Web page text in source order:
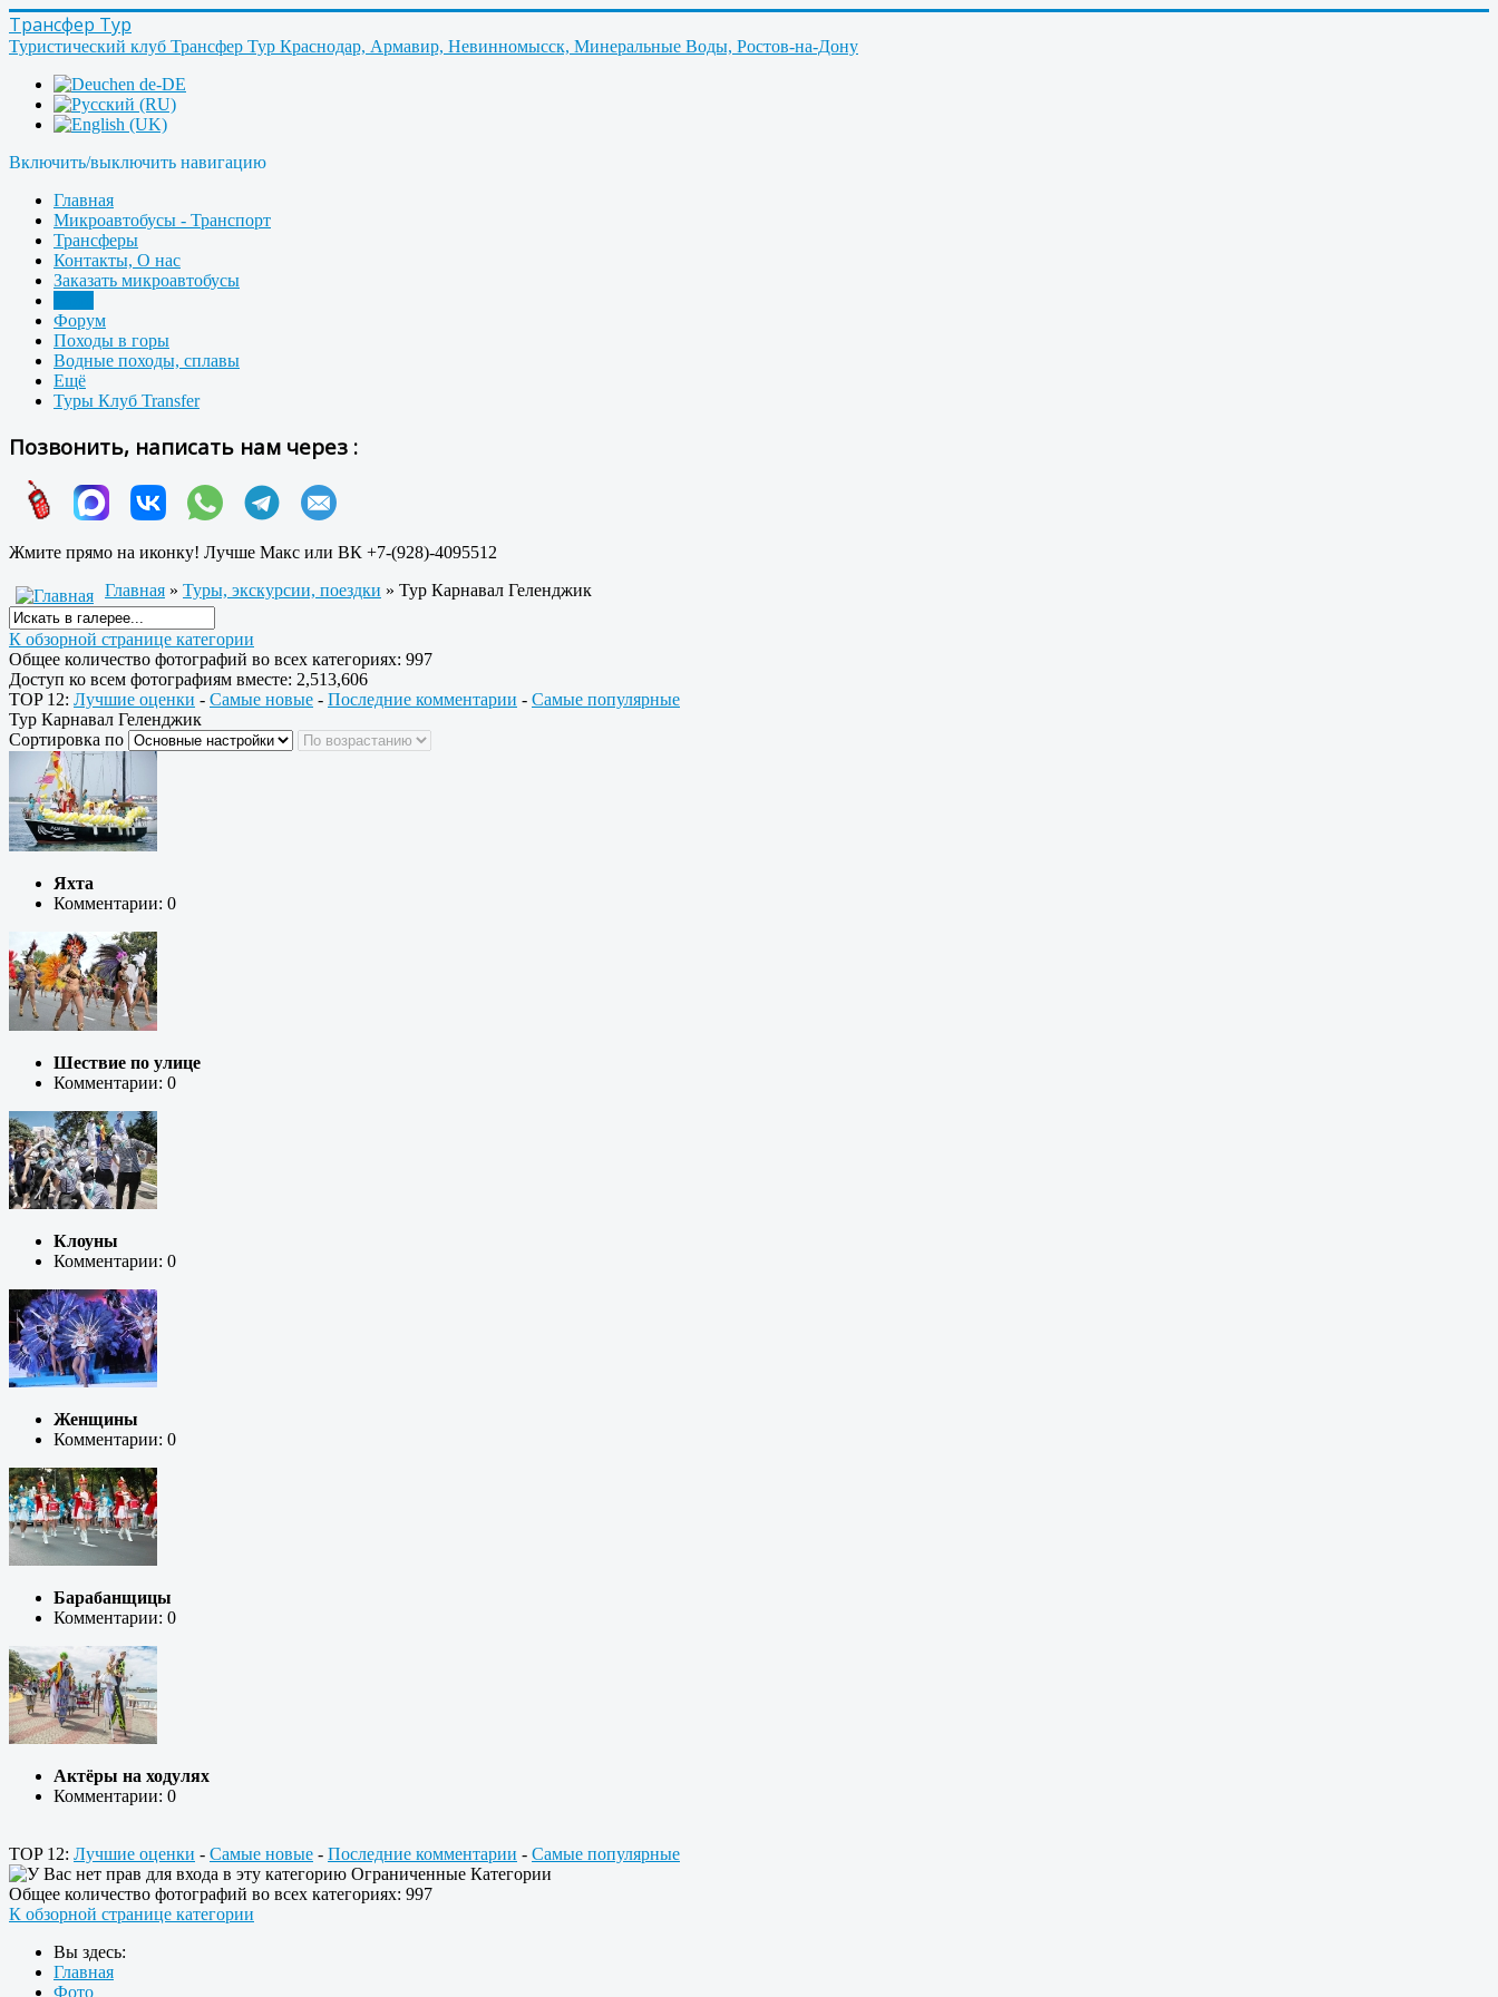
Трансфер Тур
Туристический клуб Трансфер Тур Краснодар, Армавир, Невинномысск, Минеральные Воды, Ростов-на-Дону
Включить/выключить навигацию
Главная
Микроавтобусы - Транспорт
Трансферы
Контакты, О нас
Заказать микроавтобусы
Форум
Походы в горы
Водные походы, сплавы
Ещё
Туры Клуб Transfer
Позвонить, написать нам через :
Жмите прямо на иконку! Лучше Макс или ВК +7-(928)-4095512
Главная » Туры, экскурсии, поездки » Тур Карнавал Геленджик
К обзорной странице категории
Общее количество фотографий во всех категориях: 997
Доступ ко всем фотографиям вместе: 2,513,606
TOP 12: Лучшие оценки - Самые новые - Последние комментарии - Самые популярные
Тур Карнавал Геленджик
Сортировка по
Яхта
Комментарии: 0
Шествие по улице
Комментарии: 0
Клоуны
Комментарии: 0
Женщины
Комментарии: 0
Барабанщицы
Комментарии: 0
Актёры на ходулях
Комментарии: 0
TOP 12: Лучшие оценки - Самые новые - Последние комментарии - Самые популярные
Ограниченные Категории
Общее количество фотографий во всех категориях: 997
К обзорной странице категории
Вы здесь:
Главная
Фото